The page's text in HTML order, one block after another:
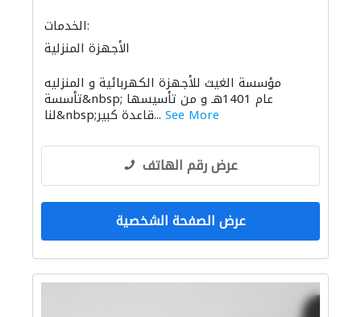
الخدمات:
الأجهزة المنزلية
مؤسسة الغيث للأجهزة الكهربائية و المنزليه
تأسسة&nbsp; عام 1401هـ و من تأسيسها
لنا&nbsp;قاعدة كبير... See More
عرض رقم الهاتف
عرض الصفحة الشخصية